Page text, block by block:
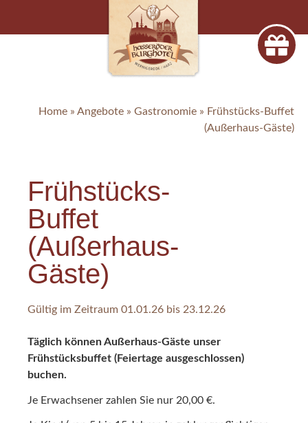
Home » Angebote » Gastronomie » Frühstücks-Buffet
(Außerhaus-Gäste)
Frühstücks-
Buffet
(Außerhaus-
Gäste)
Gültig im Zeitraum 01.01.26 bis 23.12.26
Täglich können Außerhaus-Gäste unser
Frühstücksbuffet (Feiertage ausgeschlossen)
buchen.
Je Erwachsener zahlen Sie nur 20,00 €.